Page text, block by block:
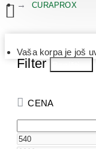
Vaša korpa je još
CURAPROX
Filter
CENA